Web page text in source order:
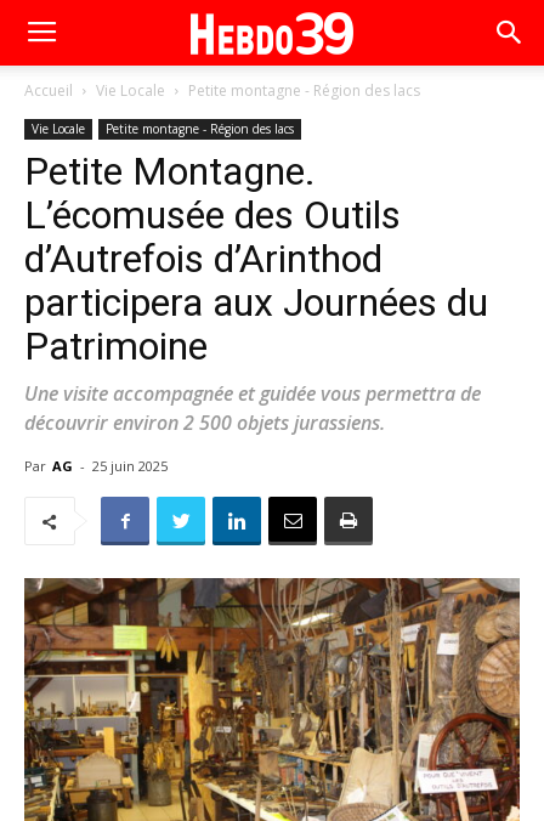
Accueil Vie Locale Petite montagne - Région des lacs
Vie Locale Petite montagne - Région des lacs
Petite Montagne.
L’écomusée des Outils
d’Autrefois d’Arinthod
participera aux Journées du
Patrimoine
Une visite accompagnée et guidée vous permettra de
découvrir environ 2 500 objets jurassiens.
Par AG - 25 juin 2025